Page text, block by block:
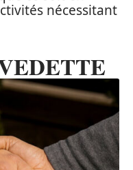
nécessitant